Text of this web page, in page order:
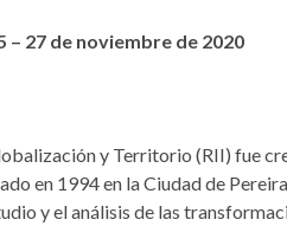
– 27 de noviembre de 2020
y Territorio (RII) fue
en 1994 en la Ciudad de
y el análisis de las